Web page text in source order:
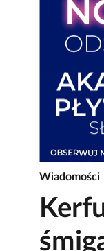
Wiadomości